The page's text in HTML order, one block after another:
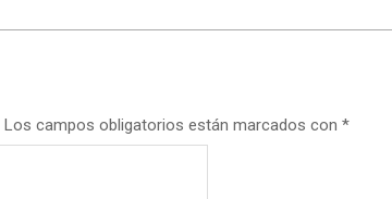
Los campos obligatorios están marcados con *